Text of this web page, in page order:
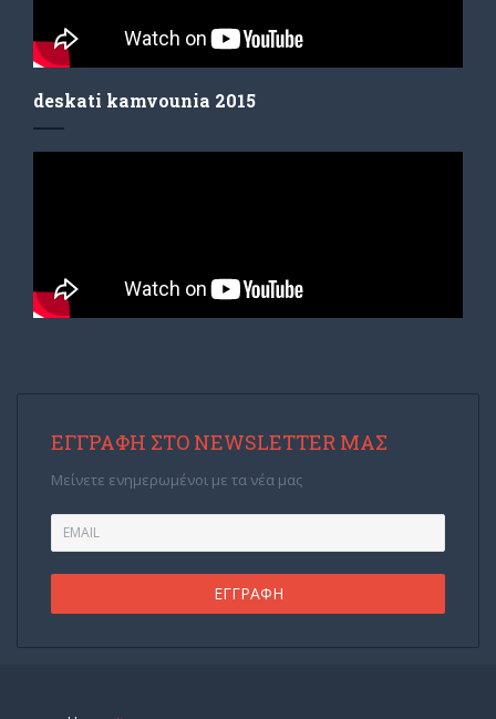
deskati kamvounia 2015
ΕΓΓΡΑΦΉ ΣΤΟ NEWSLETTER ΜΑΣ
Μείνετε ενημερωμένοι με τα νέα μας